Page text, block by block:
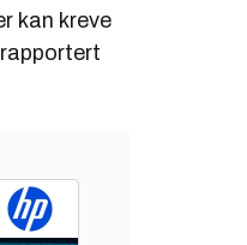
kan kreve